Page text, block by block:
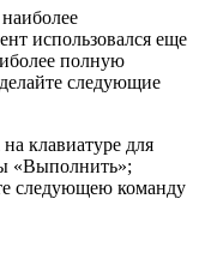
использовался еще
полную
следующие
на клавиатуре для
«Выполнить»;
следующею команду